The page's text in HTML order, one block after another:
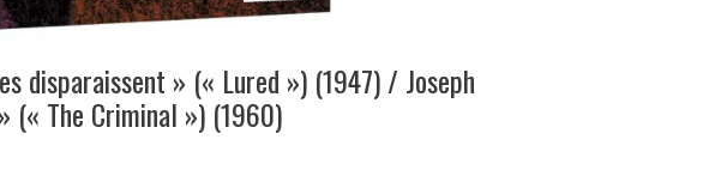
disparaissent » (« Lured ») (1947) / Joseph
(« The Criminal ») (1960)